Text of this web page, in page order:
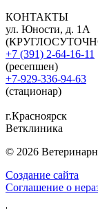
КОНТАКТЫ
ул. Юности, д. 1А
+7 (391) 2-64-16-11
(ресепшен)
+7-929-336-94-63
(стационар)
г.Красноярск
Ветклиника
© 2026
Создание сайта
Соглашение о